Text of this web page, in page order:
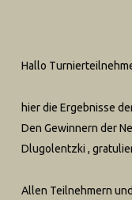
Hallo
hier die Ergebnisse
Den Gewinnern der
Dlugolentzki ,
Allen Teilnehmern